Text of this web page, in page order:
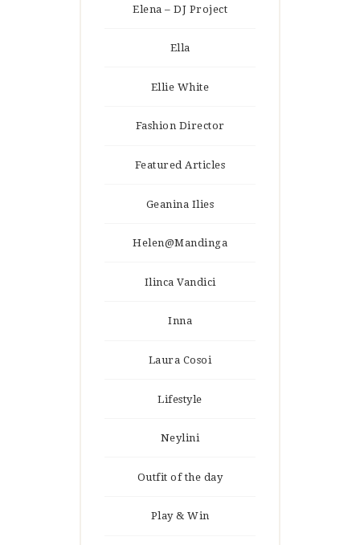
Elena – DJ Project
Ella
Ellie White
Fashion Director
Featured Articles
Geanina Ilies
Helen@Mandinga
Ilinca Vandici
Inna
Laura Cosoi
Lifestyle
Neylini
Outfit of the day
Play & Win